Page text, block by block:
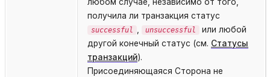
любом случае, независимо от того,
получила ли транзакция статус
successful , unsuccessful
или любой
другой конечный статус (см. Статусы
транзакций).
Присоединяющаяся Сторона не